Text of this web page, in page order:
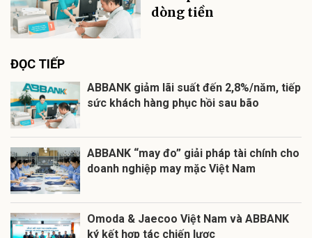
dòng tiền
ĐỌC TIẾP
ABBANK giảm lãi suất đến 2,8%/năm, tiếp
sức khách hàng phục hồi sau bão
ABBANK “may đo” giải pháp tài chính cho
doanh nghiệp may mặc Việt Nam
Omoda & Jaecoo Việt Nam và ABBANK
ký kết hợp tác chiến lược